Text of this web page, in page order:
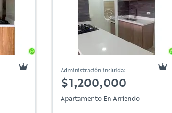
Administración incluida:
$1,200,000
Apartamento En Arriendo